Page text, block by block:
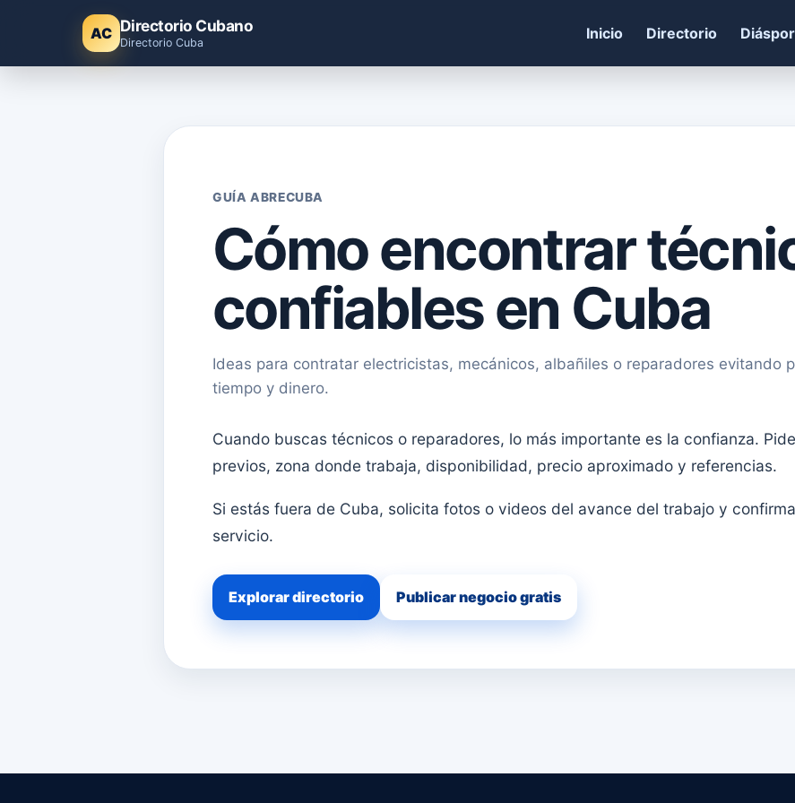
AC Directorio Cubano
Directorio Cuba
Inicio Directorio
GUÍA ABRECUBA
Cómo encontrar
confiables en Cuba
Ideas para contratar electricistas, mecánicos, albañiles o reparadores evitando
tiempo y dinero.
Cuando buscas técnicos o reparadores, lo más importante es la confianza.
previos, zona donde trabaja, disponibilidad, precio aproximado y referencias.
Si estás fuera de Cuba, solicita fotos o videos del avance del trabajo y
servicio.
Explorar directorio Publicar negocio gratis